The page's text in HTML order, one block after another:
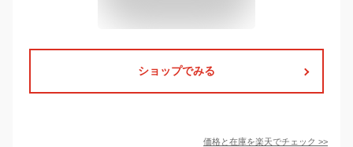
ショップでみる
価格と在庫を楽天でチェック >>